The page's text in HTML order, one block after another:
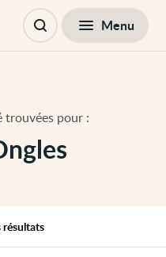
trouvées pour :
Ouvrir Menu
résultats
Fermer